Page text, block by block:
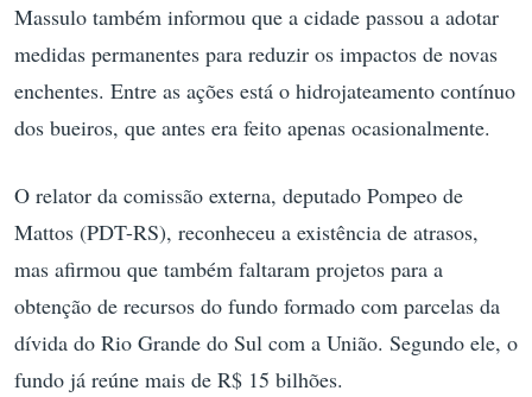
Massulo também informou que a cidade passou a adotar
medidas permanentes para reduzir os impactos de novas
enchentes. Entre as ações está o hidrojateamento contínuo
dos bueiros, que antes era feito apenas ocasionalmente.
O relator da comissão externa, deputado Pompeo de
Mattos (PDT-RS), reconheceu a existência de atrasos,
mas afirmou que também faltaram projetos para a
obtenção de recursos do fundo formado com parcelas da
dívida do Rio Grande do Sul com a União. Segundo ele, o
fundo já reúne mais de R$ 15 bilhões.